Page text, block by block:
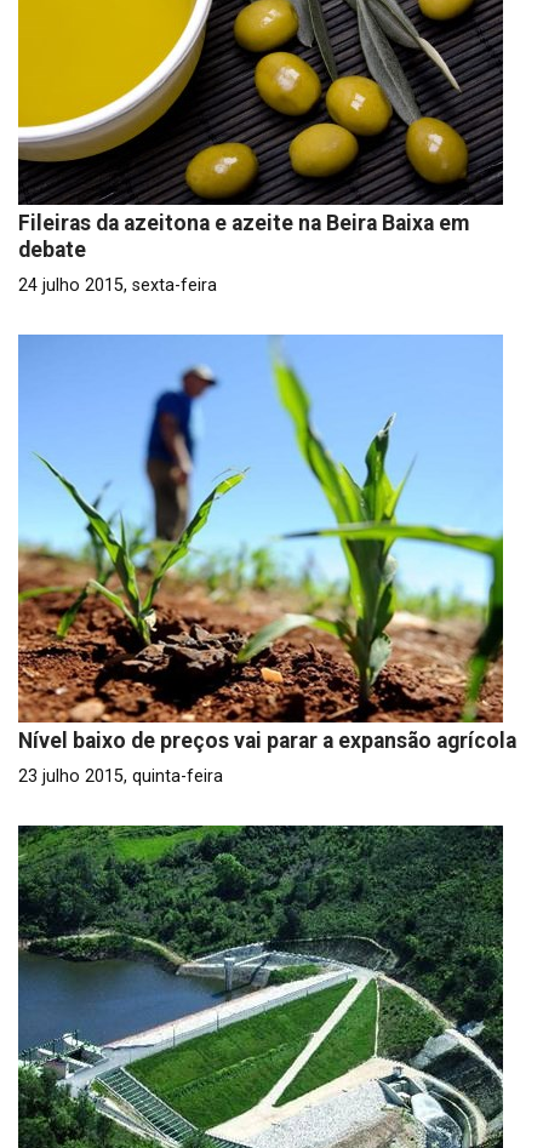
Fileiras da azeitona e azeite na Beira Baixa em
debate
24 julho 2015, sexta-feira
Nível baixo de preços vai parar a expansão agrícola
23 julho 2015, quinta-feira